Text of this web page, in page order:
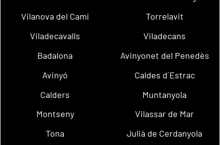
Vilanova del Camí
Torrelavit
Viladecavalls
Viladecans
Badalona
Avinyonet del Penedès
Avinyó
Caldes d´Estrac
Calders
Muntanyola
Montseny
Vilassar de Mar
Tona
Julià de Cerdanyola